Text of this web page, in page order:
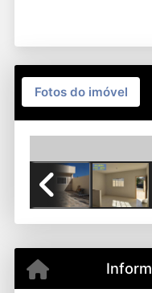
Fotos do imóvel
Previous